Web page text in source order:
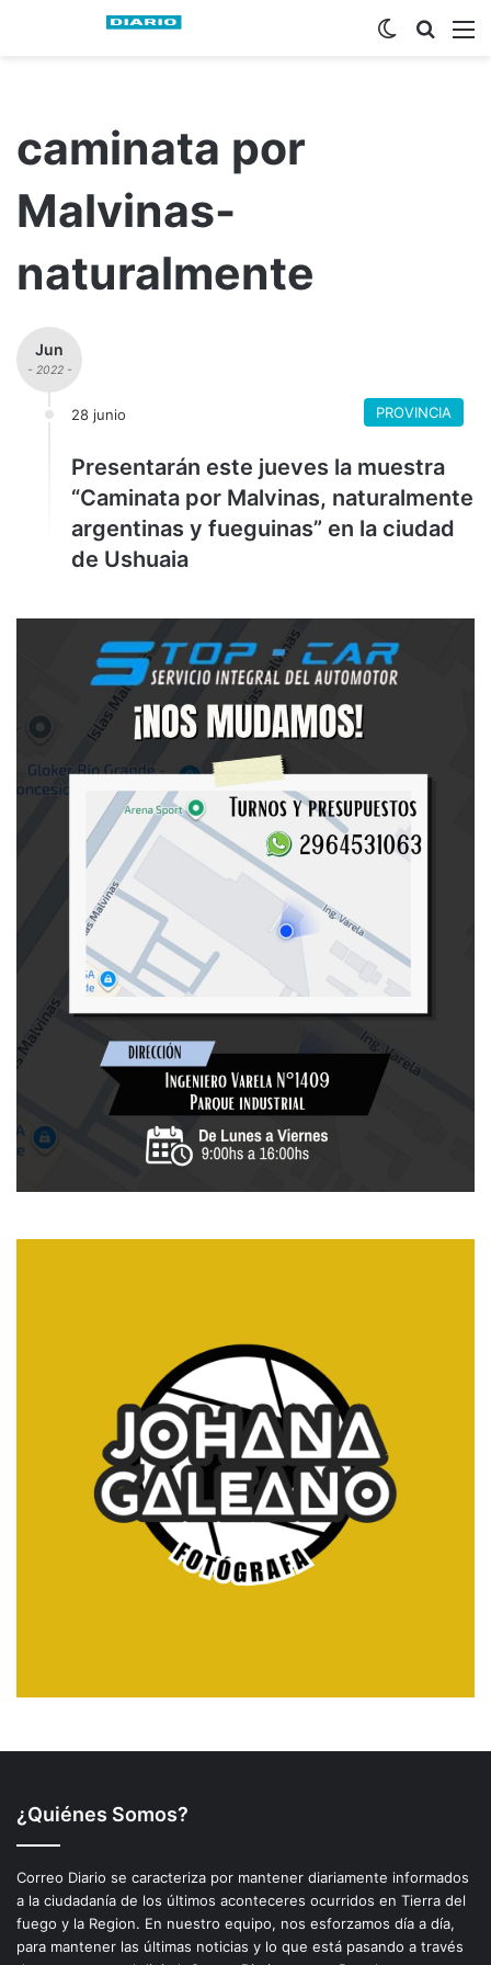
Buscar
Switch skin
caminata por
Malvinas-
naturalmente
Jun
- 2022 -
28 junio PROVINCIA
Presentarán este jueves la muestra
“Caminata por Malvinas, naturalmente
argentinas y fueguinas” en la ciudad
de Ushuaia
¿Quiénes Somos?
Correo Diario se caracteriza por mantener diariamente informados
a la ciudadanía de los últimos aconteceres ocurridos en Tierra del
fuego y la Region. En nuestro equipo, nos esforzamos día a día,
para mantener las últimas noticias y lo que está pasando a través